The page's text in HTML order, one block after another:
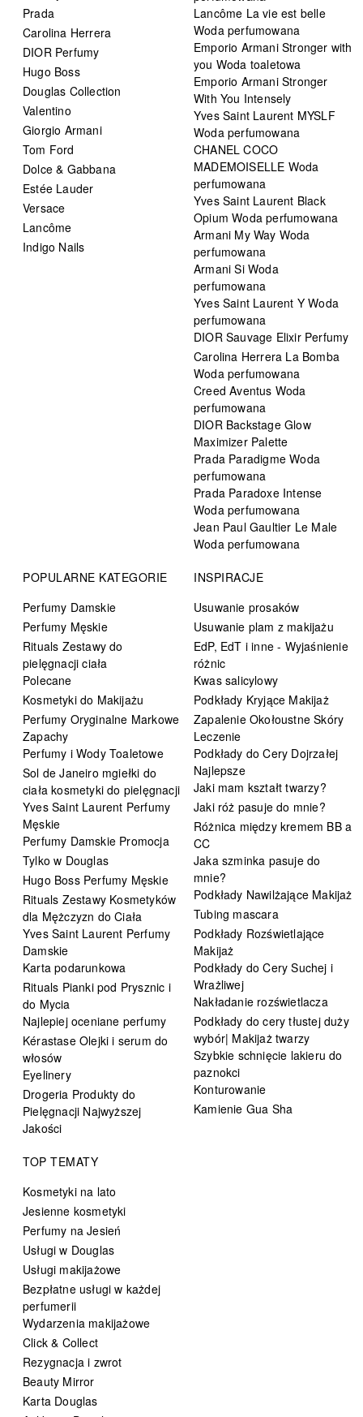
Prada
Carolina Herrera
DIOR Perfumy
Hugo Boss
Douglas Collection
Valentino
Giorgio Armani
Tom Ford
Dolce & Gabbana
Estée Lauder
Versace
Lancôme
Indigo Nails
Lancôme La vie est belle
Woda perfumowana
Emporio Armani Stronger with
you Woda toaletowa
Emporio Armani Stronger
With You Intensely
Yves Saint Laurent MYSLF
Woda perfumowana
CHANEL COCO
MADEMOISELLE Woda
perfumowana
Yves Saint Laurent Black
Opium Woda perfumowana
Armani My Way Woda
perfumowana
Armani Si Woda
perfumowana
Yves Saint Laurent Y Woda
perfumowana
DIOR Sauvage Elixir Perfumy
Carolina Herrera La Bomba
Woda perfumowana
Creed Aventus Woda
perfumowana
DIOR Backstage Glow
Maximizer Palette
Prada Paradigme Woda
perfumowana
Prada Paradoxe Intense
Woda perfumowana
Jean Paul Gaultier Le Male
Woda perfumowana
POPULARNE KATEGORIE
Perfumy Damskie
Perfumy Męskie
Rituals Zestawy do
pielęgnacji ciała
Polecane
Kosmetyki do Makijażu
Perfumy Oryginalne Markowe
Zapachy
Perfumy i Wody Toaletowe
Sol de Janeiro mgiełki do
ciała kosmetyki do pielęgnacji
Yves Saint Laurent Perfumy
Męskie
Perfumy Damskie Promocja
Tylko w Douglas
Hugo Boss Perfumy Męskie
Rituals Zestawy Kosmetyków
dla Mężczyzn do Ciała
Yves Saint Laurent Perfumy
Damskie
Karta podarunkowa
Rituals Pianki pod Prysznic i
do Mycia
Najlepiej oceniane perfumy
Kérastase Olejki i serum do
włosów
Eyelinery
Drogeria Produkty do
Pielęgnacji Najwyższej
Jakości
INSPIRACJE
Usuwanie prosaków
Usuwanie plam z makijażu
EdP, EdT i inne - Wyjaśnienie
różnic
Kwas salicylowy
Podkłady Kryjące Makijaż
Zapalenie Okołoustne Skóry
Leczenie
Podkłady do Cery Dojrzałej
Najlepsze
Jaki mam kształt twarzy?
Jaki róż pasuje do mnie?
Różnica między kremem BB a
CC
Jaka szminka pasuje do
mnie?
Podkłady Nawilżające Makijaż
Tubing mascara
Podkłady Rozświetlające
Makijaż
Podkłady do Cery Suchej i
Wrażliwej
Nakładanie rozświetlacza
Podkłady do cery tłustej duży
wybór| Makijaż twarzy
Szybkie schnięcie lakieru do
paznokci
Konturowanie
Kamienie Gua Sha
TOP TEMATY
Kosmetyki na lato
Jesienne kosmetyki
Perfumy na Jesień
Usługi w Douglas
Usługi makijażowe
Bezpłatne usługi w każdej
perfumerii
Wydarzenia makijażowe
Click & Collect
Rezygnacja i zwrot
Beauty Mirror
Karta Douglas